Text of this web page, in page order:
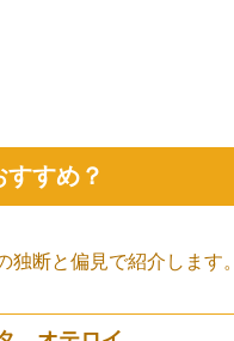
すすめ？
独断と偏見で紹介します。